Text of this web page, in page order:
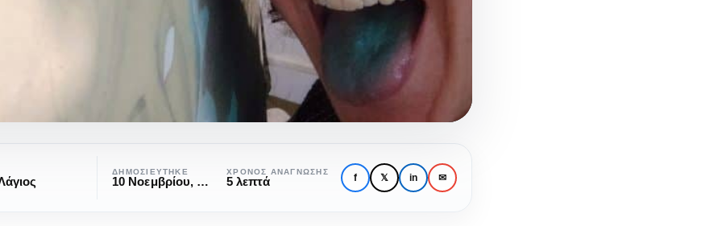
ΔΗΜΟΣΙΕΎΤΗΚΕ
10 Νοεμβρίου, 2022
ΧΡΌΝΟΣ ΑΝΆΓΝΩΣΗΣ
5 λεπτά f 𝕏 in ✉